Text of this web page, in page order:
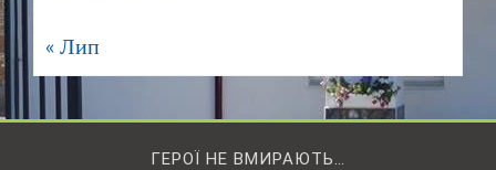
« Лип
ГЕРОЇ НЕ ВМИРАЮТЬ…